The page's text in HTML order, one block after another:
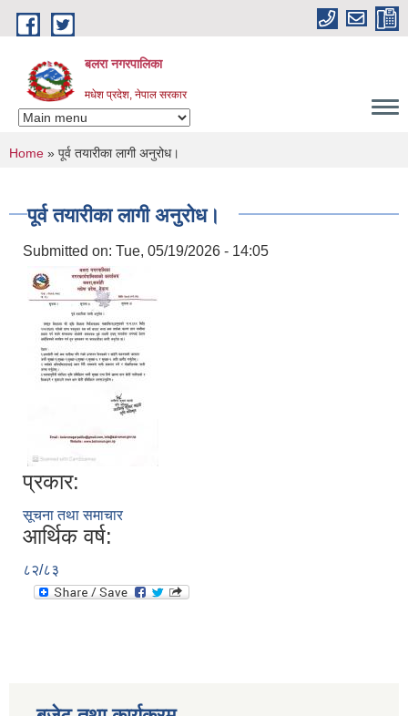
Skip to main content
बलरा नगरपालिका
मधेश प्रदेश, नेपाल सरकार
You are here
Home » पूर्व तयारीका लागी अनुरोध।
पूर्व तयारीका लागी अनुरोध।
Submitted on: Tue, 05/19/2026 - 14:05
प्रकार:
सूचना तथा समाचार
आर्थिक वर्ष:
८२/८३